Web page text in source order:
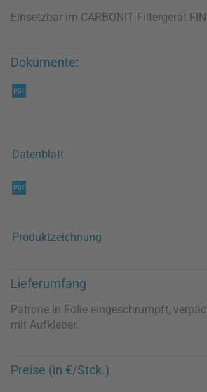
Einsetzbar im CARBONIT Filtergerät
Dokumente:
Datenblatt
Produktzeichnung
Lieferumfang
Patrone in Folie eingeschrumpft,
mit Aufkleber.
Preise (in €/Stck.)